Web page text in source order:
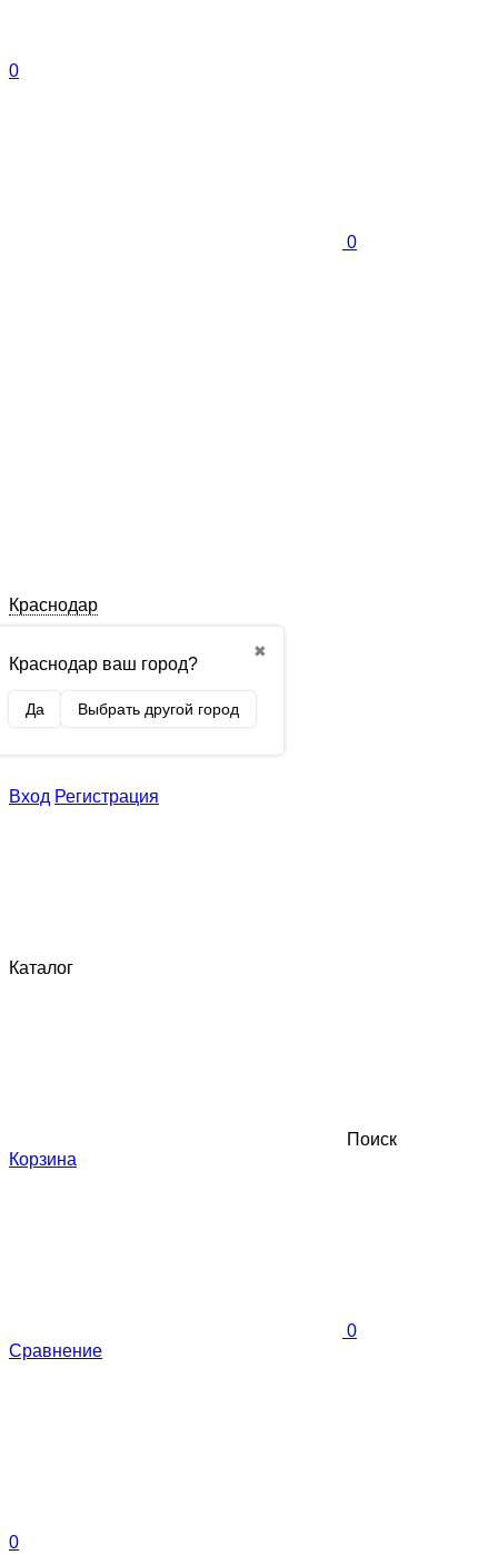
0
0
Краснодар
✖
Краснодар ваш город?
Да Выбрать другой город
Вход Регистрация
Каталог
Поиск
Корзина
0
Сравнение
0